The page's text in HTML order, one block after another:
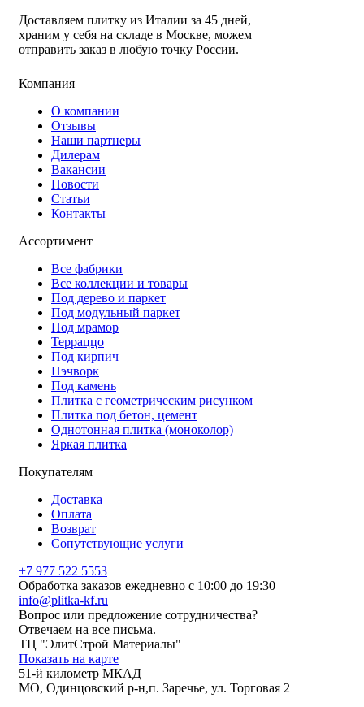
Доставляем плитку из Италии за 45 дней,
храним у себя на складе в Москве, можем
отправить заказ в любую точку России.
Компания
О компании
Отзывы
Наши партнеры
Дилерам
Вакансии
Новости
Статьи
Контакты
Ассортимент
Все фабрики
Все коллекции и товары
Под дерево и паркет
Под модульный паркет
Под мрамор
Терраццо
Под кирпич
Пэчворк
Под камень
Плитка с геометрическим рисунком
Плитка под бетон, цемент
Однотонная плитка (моноколор)
Яркая плитка
Покупателям
Доставка
Оплата
Возврат
Сопутствующие услуги
+7 977 522 5553
Обработка заказов ежедневно с 10:00 до 19:30
info@plitka-kf.ru
Вопрос или предложение сотрудничества?
Отвечаем на все письма.
ТЦ "ЭлитСтрой Материалы"
Показать на карте
51-й километр МКАД
МО, Одинцовский р-н,п. Заречье, ул. Торговая 2